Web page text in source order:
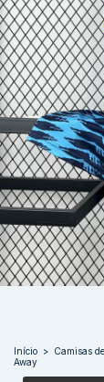
Início > Camisas
Away